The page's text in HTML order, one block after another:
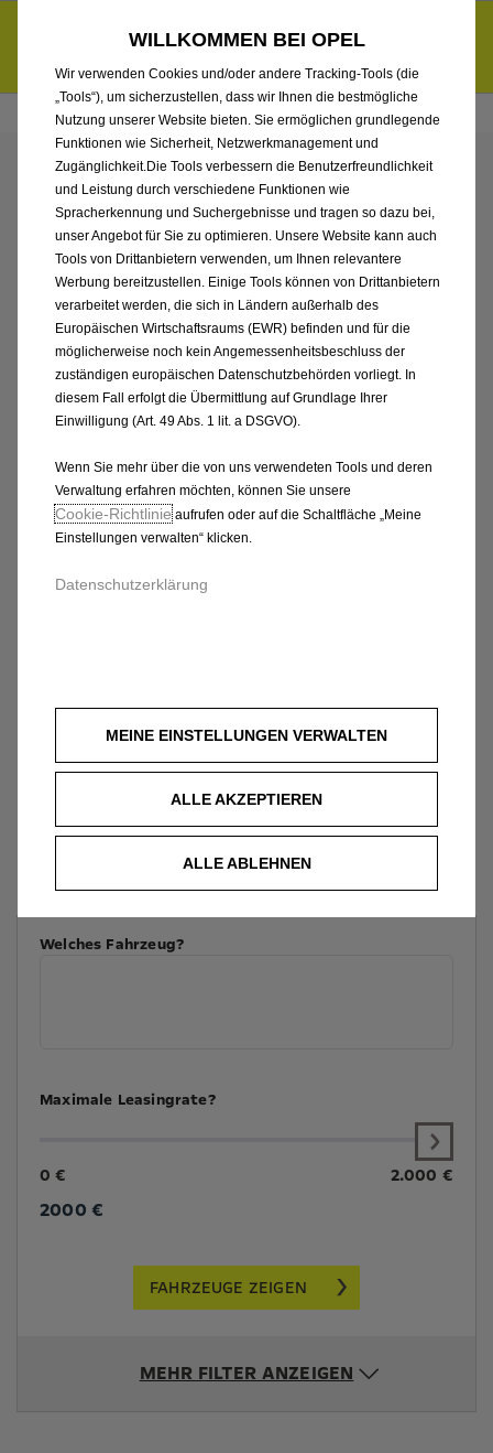
6.000 € staatliche Förderungsprämie für E-Autos und Plug-in-
Hybride. Mehr erfahren >>
ENTDECKEN SIE ALLE
ASTRA SPORTS TOURER
ELECTRIC VON
AUTOHAUS HERMANN
KRÖGER GMBH
Welches Fahrzeug?
Maximale Leasingrate?
0 € 2.000 €
2000 €
FAHRZEUGE ZEIGEN
MEHR FILTER ANZEIGEN
WILLKOMMEN BEI OPEL
Wir verwenden Cookies und/oder andere Tracking-Tools (die
„Tools“), um sicherzustellen, dass wir Ihnen die bestmögliche
Nutzung unserer Website bieten. Sie ermöglichen grundlegende
Funktionen wie Sicherheit, Netzwerkmanagement und
Zugänglichkeit.Die Tools verbessern die Benutzerfreundlichkeit
und Leistung durch verschiedene Funktionen wie
Spracherkennung und Suchergebnisse und tragen so dazu bei,
unser Angebot für Sie zu optimieren. Unsere Website kann auch
Tools von Drittanbietern verwenden, um Ihnen relevantere
Werbung bereitzustellen. Einige Tools können von Drittanbietern
verarbeitet werden, die sich in Ländern außerhalb des
Europäischen Wirtschaftsraums (EWR) befinden und für die
möglicherweise noch kein Angemessenheitsbeschluss der
zuständigen europäischen Datenschutzbehörden vorliegt. In
diesem Fall erfolgt die Übermittlung auf Grundlage Ihrer
Einwilligung (Art. 49 Abs. 1 lit. a DSGVO).
Wenn Sie mehr über die von uns verwendeten Tools und deren
Verwaltung erfahren möchten, können Sie unsere
Cookie‑Richtlinieaufrufen oder auf die Schaltfläche „Meine
Einstellungen verwalten“ klicken.
Datenschutzerklärung
MEINE EINSTELLUNGEN VERWALTEN
ALLE AKZEPTIEREN
ALLE ABLEHNEN